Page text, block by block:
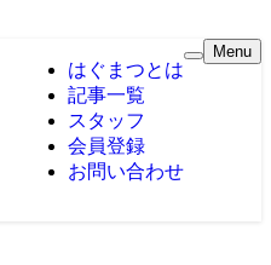
はぐまつとは
記事一覧
スタッフ
会員登録
お問い合わせ
Menu